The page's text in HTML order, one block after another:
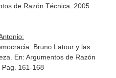
de Razón Técnica . 2005.
Bruno Latour y las
En: Argumentos de Razón
Pag. 161-168